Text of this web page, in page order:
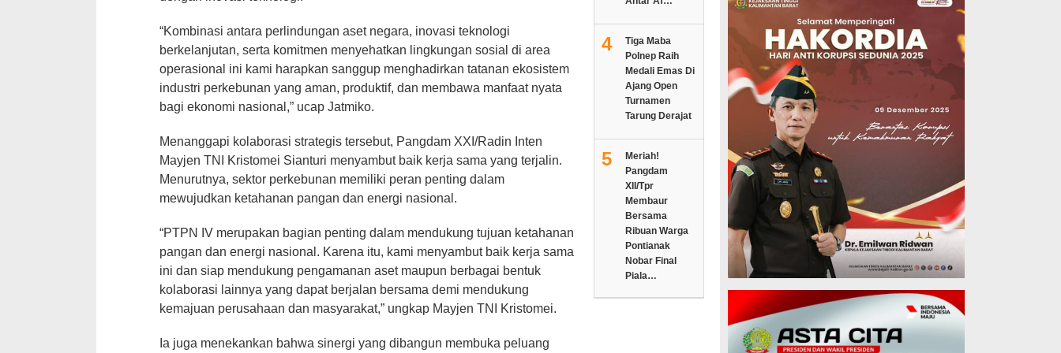
“Kombinasi antara perlindungan aset negara, inovasi teknologi
berkelanjutan, serta komitmen menyehatkan lingkungan sosial di area
operasional ini kami harapkan sanggup menghadirkan tatanan ekosistem
industri perkebunan yang aman, produktif, dan membawa manfaat nyata
bagi ekonomi nasional,” ucap Jatmiko.
Menanggapi kolaborasi strategis tersebut, Pangdam XXI/Radin Inten
Mayjen TNI Kristomei Sianturi menyambut baik kerja sama yang terjalin.
Menurutnya, sektor perkebunan memiliki peran penting dalam
mewujudkan ketahanan pangan dan energi nasional.
“PTPN IV merupakan bagian penting dalam mendukung tujuan ketahanan
pangan dan energi nasional. Karena itu, kami menyambut baik kerja sama
ini dan siap mendukung pengamanan aset maupun berbagai bentuk
kolaborasi lainnya yang dapat berjalan bersama demi mendukung
kemajuan perusahaan dan masyarakat,” ungkap Mayjen TNI Kristomei.
Ia juga menekankan bahwa sinergi yang dibangun membuka peluang
4
Tiga Maba
Polnep Raih
Medali Emas Di
Ajang Open
Turnamen
Tarung Derajat
5
Meriah!
Pangdam
XII/Tpr
Membaur
Bersama
Ribuan Warga
Pontianak
Nobar Final
Piala…